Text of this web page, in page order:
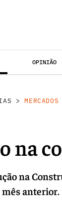
OPINIÃO
>MERCADOS
na
na
mês anterior.